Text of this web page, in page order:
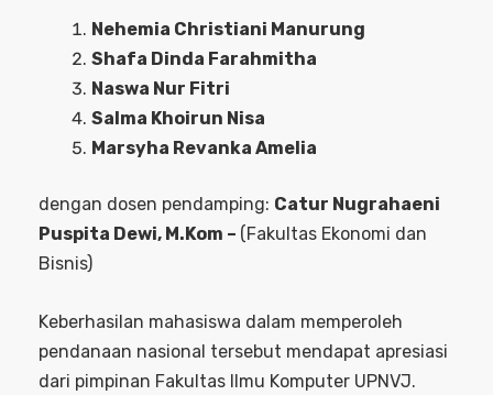
Nehemia Christiani Manurung
Shafa Dinda Farahmitha
Naswa Nur Fitri
Salma Khoirun Nisa
Marsyha Revanka Amelia
dengan dosen pendamping: Catur Nugrahaeni
Puspita Dewi, M.Kom – (Fakultas Ekonomi dan
Bisnis)
Keberhasilan mahasiswa dalam memperoleh
pendanaan nasional tersebut mendapat apresiasi
dari pimpinan Fakultas Ilmu Komputer UPNVJ.